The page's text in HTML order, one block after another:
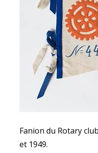
Fanion du Rotary
et 1949.